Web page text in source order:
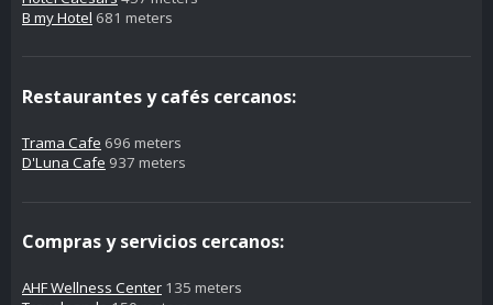
B my Hotel 681 meters
Restaurantes y cafés cercanos:
Trama Cafe 696 meters
D'Luna Cafe 937 meters
Compras y servicios cercanos:
AHF Wellness Center 135 meters